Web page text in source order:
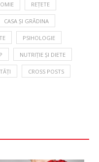
REȚETE
CASA ȘI GRĂDINA
PSIHOLOGIE
NUTRIȚIE ȘI DIETE
CROSS POSTS